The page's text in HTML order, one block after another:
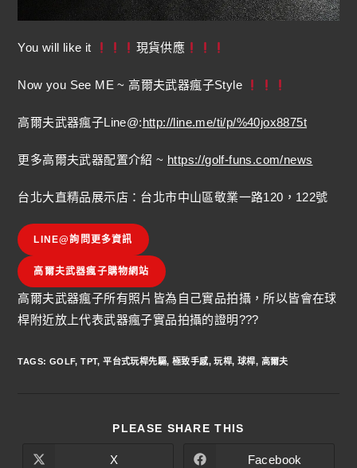
You will like it 現貨供應
Now you See ME ~ 高爾夫武器瘋子Style
高爾夫武器瘋子Line@:http://line.me/ti/p/%40jox8875t
更多高爾夫武器配置介紹 ~ https://golf-funs.com/news
台北大直精品展示店：台北市中山區敬業一路120，122號
LINE@詢問更多資訊
高爾夫武器瘋子購物網站
高爾夫武器瘋子所有照片皆為自己實品拍攝，所以皆會在球
桿附近放上代表武器瘋子實品拍攝的證明???
TAGS: GOLF, TPT, 平台式玩桿先驅, 極致手感, 玩桿, 球桿, 高爾夫
PLEASE SHARE THIS
X Facebook